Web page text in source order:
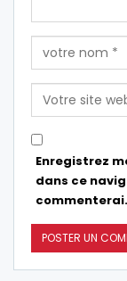
Enregistrez
dans ce
commenterai.